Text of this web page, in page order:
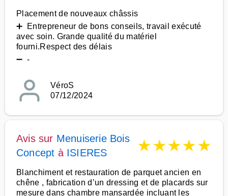
Placement de nouveaux châssis
➕ Entrepreneur de bons conseils, travail exécuté
avec soin. Grande qualité du matériel
fourni.Respect des délais
➖ -
VéroS
07/12/2024
Avis sur Menuiserie Bois
Concept à ISIERES ★★★★★
Blanchiment et restauration de parquet ancien en
chêne , fabrication d’un dressing et de placards sur
mesure dans chambre mansardée incluant les